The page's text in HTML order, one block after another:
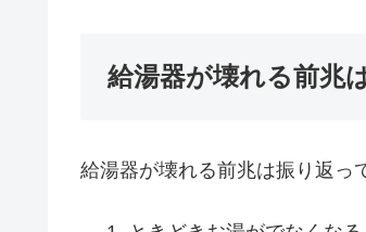
給湯器が壊れる前兆
給湯器が壊れる前兆は振り返っ